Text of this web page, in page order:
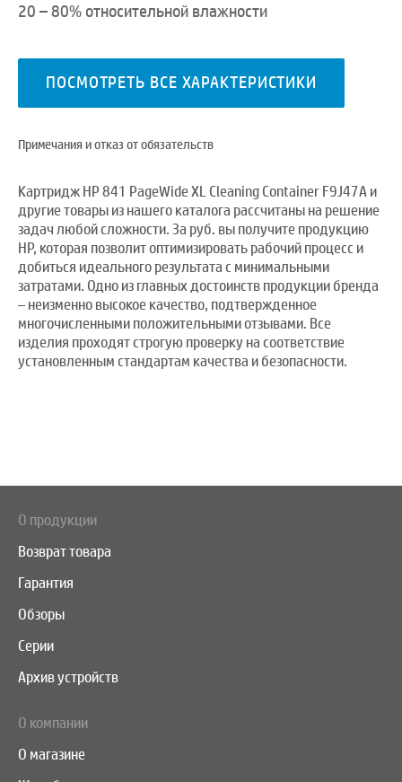
20 – 80% относительной влажности
ПОСМОТРЕТЬ ВСЕ ХАРАКТЕРИСТИКИ
Примечания и отказ от обязательств
Картридж HP 841 PageWide XL Cleaning Container F9J47A и
другие товары из нашего каталога рассчитаны на решение
задач любой сложности. За руб. вы получите продукцию
HP, которая позволит оптимизировать рабочий процесс и
добиться идеального результата с минимальными
затратами. Одно из главных достоинств продукции бренда
– неизменно высокое качество, подтвержденное
многочисленными положительными отзывами. Все
изделия проходят строгую проверку на соответствие
установленным стандартам качества и безопасности.
О продукции
Возврат товара
Гарантия
Обзоры
Серии
Архив устройств
О компании
О магазине